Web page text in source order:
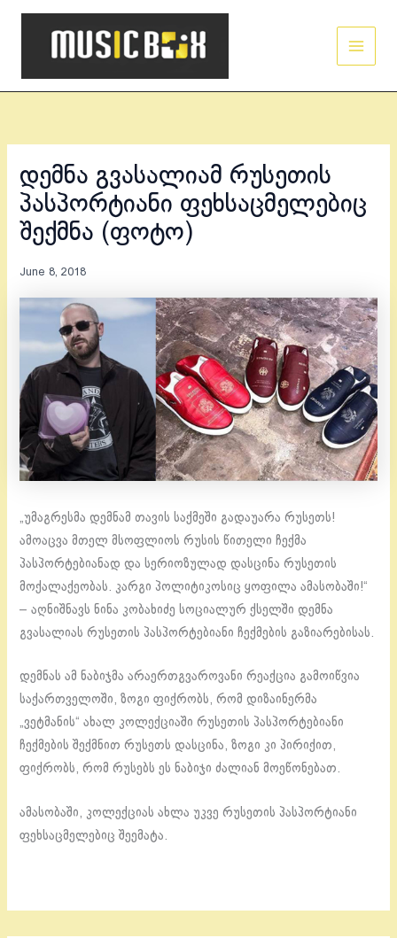
Skip
დემნა გვასალიამ რუსეთის
პასპორტიანი ფეხსაცმელებიც
შექმნა (ფოტო)
June 8, 2018
„უმაგრესმა დემნამ თავის საქმეში გადაუარა რუსეთს!
ამოაცვა მთელ მსოფლიოს რუსის წითელი ჩექმა
პასპორტებიანად და სერიოზულად დასცინა რუსეთის
მოქალაქეობას. კარგი პოლიტიკოსიც ყოფილა ამასობაში!“
– აღნიშნავს ნინა კობახიძე სოციალურ ქსელში დემნა
გვასალიას რუსეთის პასპორტებიანი ჩექმების გაზიარებისას.
დემნას ამ ნაბიჯმა არაერთგვაროვანი რეაქცია გამოიწვია
საქართველოში, ზოგი ფიქრობს, რომ დიზაინერმა
„ვეტმანის“ ახალ კოლექციაში რუსეთის პასპორტებიანი
ჩექმების შექმნით რუსეთს დასცინა, ზოგი კი პირიქით,
ფიქრობს, რომ რუსებს ეს ნაბიჯი ძალიან მოეწონებათ.
ამასობაში, კოლექციას ახლა უკვე რუსეთის პასპორტიანი
ფეხსაცმელებიც შეემატა.